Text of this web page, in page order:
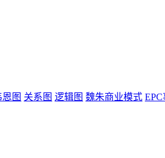
恩图 关系图 逻辑图 魏朱商业模式